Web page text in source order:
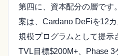
第四に、資本配分の層です
案は、Cardano DeFiを12
規模プログラムとして提示
TVL目標$200M+、Phase 3